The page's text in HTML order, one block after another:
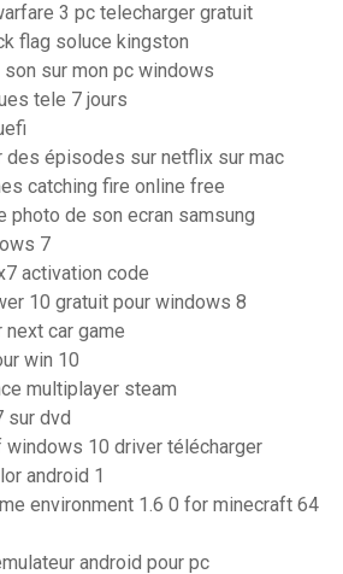
3 pc telecharger gratuit
flag soluce kingston
sur mon pc windows
tele 7 jours
des épisodes sur netflix sur mac
catching fire online free
photo de son ecran samsung
7
activation code
10 gratuit pour windows 8
car game
win 10
multiplayer steam
sur dvd
10 driver télécharger
android 1
environment 1.6 0 for minecraft 64
android pour pc